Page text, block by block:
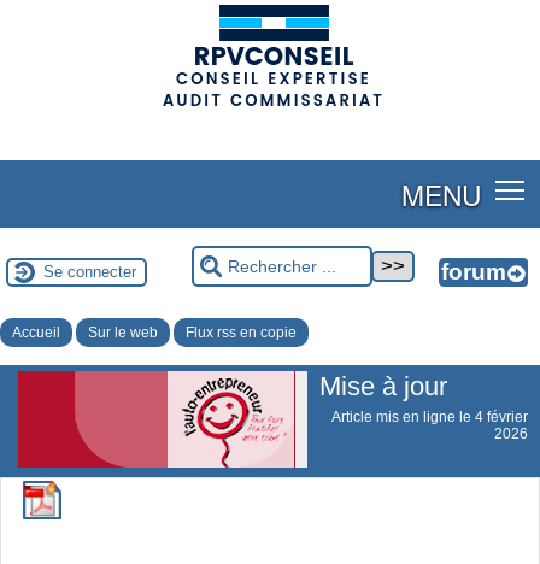
MENU
Se connecter
Accueil Sur le web Flux rss en copie
Mise à jour
Article mis en ligne le 4 février
2026